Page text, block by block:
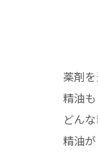
薬剤
精油
どん
精油